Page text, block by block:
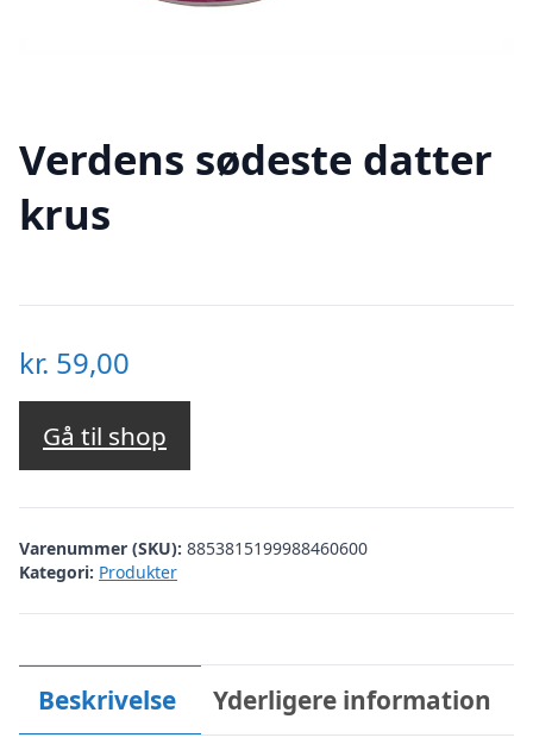
Verdens sødeste datter
krus
kr. 59,00
Gå til shop
Varenummer (SKU): 8853815199988460600
Kategori: Produkter
Beskrivelse Yderligere information